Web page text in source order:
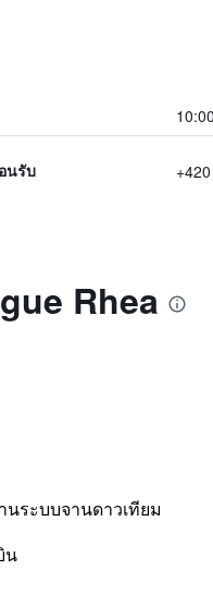
10:00
นรับ
Rhea
นระบบจานดาวเทียม
น